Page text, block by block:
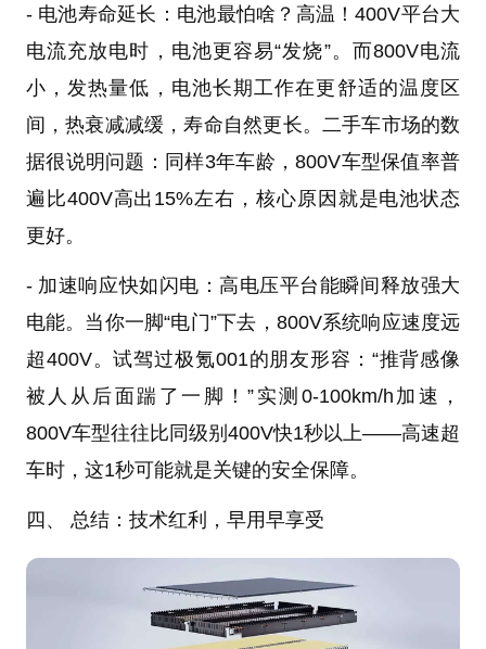
- 电池寿命延长：电池最怕啥？高温！400V平台大
电流充放电时，电池更容易“发烧”。而800V电流
小，发热量低，电池长期工作在更舒适的温度区
间，热衰减减缓，寿命自然更长。二手车市场的数
据很说明问题：同样3年车龄，800V车型保值率普
遍比400V高出15%左右，核心原因就是电池状态
更好。
- 加速响应快如闪电：高电压平台能瞬间释放强大
电能。当你一脚“电门”下去，800V系统响应速度远
超400V。试驾过极氪001的朋友形容：“推背感像
被人从后面踹了一脚！”实测0-100km/h加速，
800V车型往往比同级别400V快1秒以上——高速超
车时，这1秒可能就是关键的安全保障。
四、 总结：技术红利，早用早享受